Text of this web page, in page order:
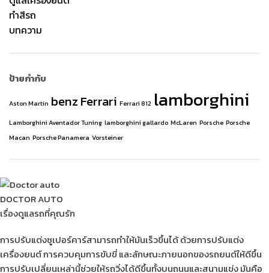
ทำสีรถ
บทความ
ป้ายกำกับ
Aston Martin benzFerrari Ferrari 812 lamborghini
Lamborghini Aventador Tuning lamborghini gallardo McLaren Porsche Porsche
Macan Porsche Panamera Vorsteiner
DOCTOR AUTO
เรื่องดูแลรถที่คุณรัก
การปรับแต่งซูเปอร์คาร์สามารถทำให้มันเร็วขึ้นได้ ด้วยการปรับแต่ง
เครื่องยนต์ การควบคุมการขับขี่ และลักษณะภายนอกของรถยนต์ให้ดีขึ้น
การปรับเปลี่ยนเหล่านี้ช่วยให้รถวิ่งได้ดีขึ้นทั้งบนถนนและสนามแข่ง มันคือ